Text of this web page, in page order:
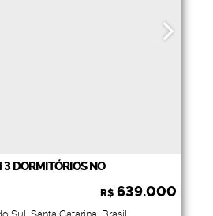
3 DORMITÓRIOS NO
R$ 639.000